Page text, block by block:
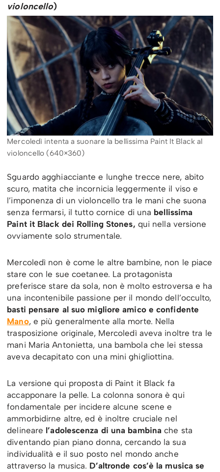
violoncello)
Mercoledì intenta a suonare la bellissima Paint It Black al
violoncello (640×360)
Sguardo agghiacciante e lunghe trecce nere, abito
scuro, matita che incornicia leggermente il viso e
l’imponenza di un violoncello tra le mani che suona
senza fermarsi, il tutto cornice di una bellissima
Paint it Black dei Rolling Stones, qui nella versione
ovviamente solo strumentale.
Mercoledì non è come le altre bambine, non le piace
stare con le sue coetanee. La protagonista
preferisce stare da sola, non è molto estroversa e ha
una incontenibile passione per il mondo dell’occulto,
basti pensare al suo migliore amico e confidente
Mano, e più generalmente alla morte. Nella
trasposizione originale, Mercoledì aveva inoltre tra le
mani Maria Antonietta, una bambola che lei stessa
aveva decapitato con una mini ghigliottina.
La versione qui proposta di Paint it Black fa
accapponare la pelle. La colonna sonora è qui
fondamentale per incidere alcune scene e
ammorbidirne altre, ed è inoltre cruciale nel
delineare l’adolescenza di una bambina che sta
diventando pian piano donna, cercando la sua
individualità e il suo posto nel mondo anche
attraverso la musica. D’altronde cos’è la musica se